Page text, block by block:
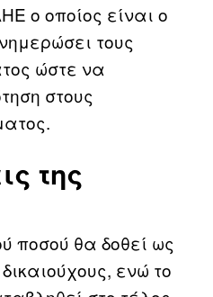
ο οποίος είναι ο
τους
ώστε να
στους
της
ποσού θα δοθεί ως
ενώ το